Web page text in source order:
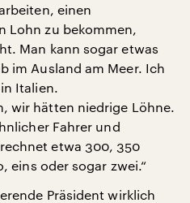
einen
Lohn zu bekommen,
Man kann sogar etwas
im Ausland am Meer. Ich
Italien.
wir hätten niedrige Löhne.
Fahrer und
etwa 300, 350
eins oder sogar zwei.“
Präsident wirklich